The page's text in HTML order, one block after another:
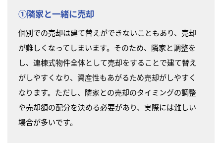
①隣家と一緒に売却
個別での売却は建て替えができないこともあり、売却
が難しくなってしまいます。そのため、隣家と調整を
し、連棟式物件全体として売却をすることで建て替え
がしやすくなり、資産性もあがるため売却がしやすく
なります。ただし、隣家との売却のタイミングの調整
や売却額の配分を決める必要があり、実際には難しい
場合が多いです。